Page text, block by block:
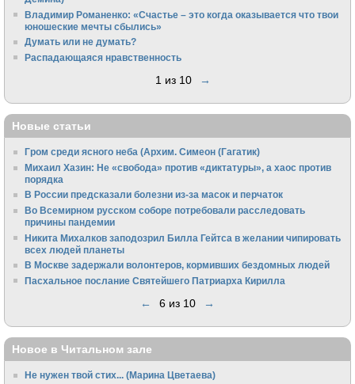
Владимир Романенко: «Счастье – это когда оказывается что твои
юношеские мечты сбылись»
Думать или не думать?
Распадающаяся нравственность
1 из 10 →
Новые статьи
Гром среди ясного неба (Архим. Симеон (Гагатик)
Михаил Хазин: Не «свобода» против «диктатуры», а хаос против
порядка
В России предсказали болезни из-за масок и перчаток
Во Всемирном русском соборе потребовали расследовать
причины пандемии
Никита Михалков заподозрил Билла Гейтса в желании чипировать
всех людей планеты
В Москве задержали волонтеров, кормивших бездомных людей
Пасхальное послание Святейшего Патриарха Кирилла
← 6 из 10 →
Новое в Читальном зале
Не нужен твой стих... (Марина Цветаева)